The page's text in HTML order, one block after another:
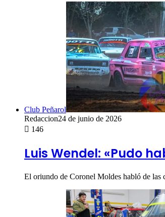
Club Peñarol
Redaccion24 de junio de 2026
146
Luis Wendel: «Pudo
El oriundo de Coronel Moldes habló de las